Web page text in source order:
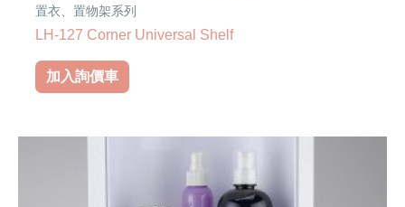
置衣、置物架系列
LH-127 Corner Universal Shelf
加入詢價車